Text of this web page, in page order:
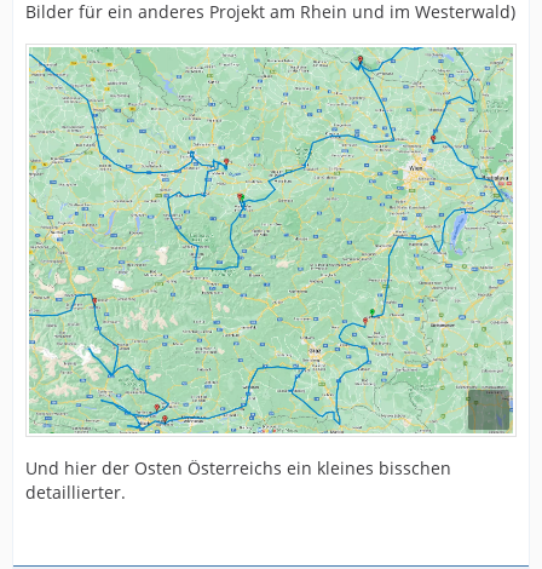
Bilder für ein anderes Projekt am Rhein und im Westerwald)
Und hier der Osten Österreichs ein kleines bisschen
detaillierter.